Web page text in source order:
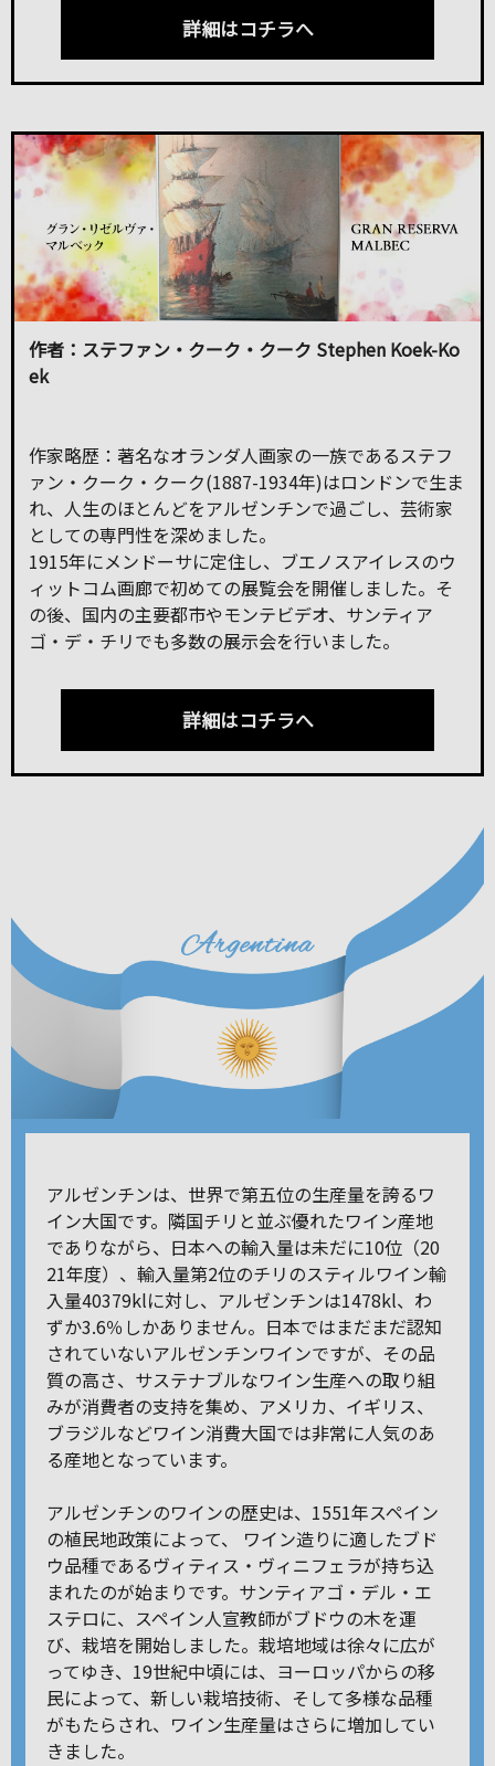
詳細はコチラへ
作者：ステファン・クーク・クーク Stephen Koek-Ko
ek
作家略歴：著名なオランダ人画家の一族であるステフ
ァン・クーク・クーク(1887-1934年)はロンドンで生ま
れ、人生のほとんどをアルゼンチンで過ごし、芸術家
としての専門性を深めました。
1915年にメンドーサに定住し、ブエノスアイレスのウ
ィットコム画廊で初めての展覧会を開催しました。そ
の後、国内の主要都市やモンテビデオ、サンティア
ゴ・デ・チリでも多数の展示会を行いました。
詳細はコチラへ
アルゼンチンは、世界で第五位の生産量を誇るワ
イン大国です。隣国チリと並ぶ優れたワイン産地
でありながら、日本への輸入量は未だに10位（20
21年度）、輸入量第2位のチリのスティルワイン輸
入量40379klに対し、アルゼンチンは1478kl、わ
ずか3.6％しかありません。日本ではまだまだ認知
されていないアルゼンチンワインですが、その品
質の高さ、サステナブルなワイン生産への取り組
みが消費者の支持を集め、アメリカ、イギリス、
ブラジルなどワイン消費大国では非常に人気のあ
る産地となっています。
アルゼンチンのワインの歴史は、1551年スペイン
の植民地政策によって、 ワイン造りに適したブド
ウ品種であるヴィティス・ヴィニフェラが持ち込
まれたのが始まりです。サンティアゴ・デル・エ
ステロに、スペイン人宣教師がブドウの木を運
び、栽培を開始しました。栽培地域は徐々に広が
ってゆき、19世紀中頃には、ヨーロッパからの移
民によって、新しい栽培技術、そして多様な品種
がもたらされ、ワイン生産量はさらに増加してい
きました。